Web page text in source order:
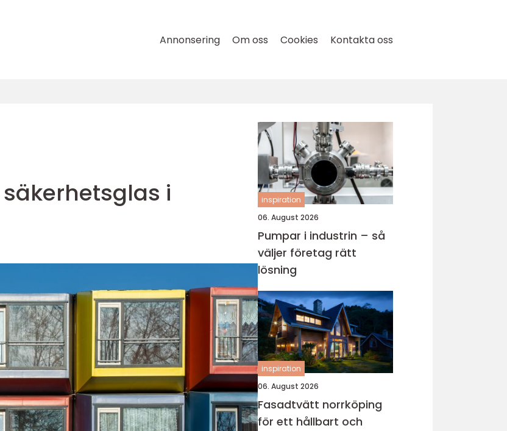
Annonsering Om oss Cookies Kontakta oss
i
inspiration
06. August 2026
Pumpar i industrin – så
väljer företag rätt
lösning
inspiration
06. August 2026
Fasadtvätt norrköping
för ett hållbart och